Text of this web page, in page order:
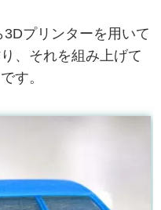
プリンターを用いて
、それを組み上げて
す。